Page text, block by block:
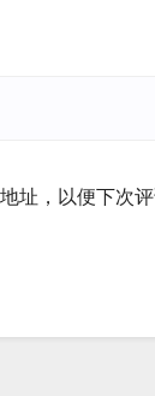
址，以便下次评